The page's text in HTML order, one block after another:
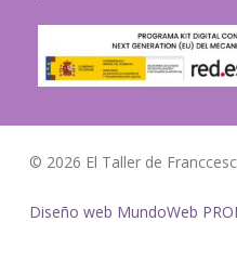
© 2026 El Taller de
Diseño web MundoWeb